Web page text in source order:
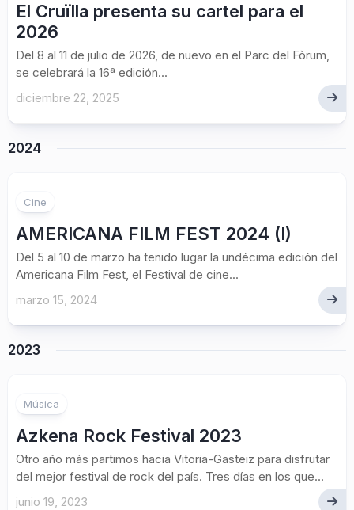
El Cruïlla presenta su cartel para el
2026
Del 8 al 11 de julio de 2026, de nuevo en el Parc del Fòrum,
se celebrará la 16ª edición...
diciembre 22, 2025
2024
Cine
AMERICANA FILM FEST 2024 (I)
Del 5 al 10 de marzo ha tenido lugar la undécima edición del
Americana Film Fest, el Festival de cine...
marzo 15, 2024
2023
Música
Azkena Rock Festival 2023
Otro año más partimos hacia Vitoria-Gasteiz para disfrutar
del mejor festival de rock del país. Tres días en los que...
junio 19, 2023